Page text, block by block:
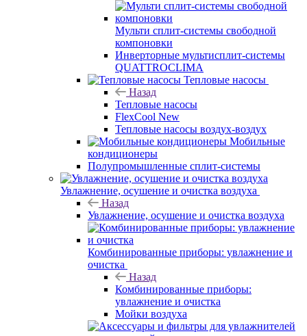
Мульти сплит-системы свободной
компоновки
Инверторные мультисплит-системы
QUATTROCLIMA
Тепловые насосы
Назад
Тепловые насосы
FlexCool New
Тепловые насосы воздух-воздух
Мобильные
кондиционеры
Полупромышленные сплит-системы
Увлажнение, осушение и очистка воздуха
Назад
Увлажнение, осушение и очистка воздуха
Комбинированные приборы: увлажнение и
очистка
Назад
Комбинированные приборы:
увлажнение и очистка
Мойки воздуха